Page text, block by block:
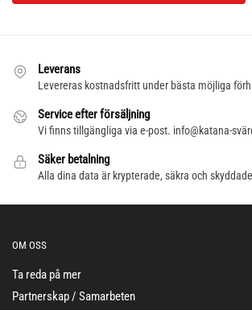
var:
är:
Leverans
Levereras kostnadsfritt under bästa möjliga
Service efter försäljning
Vi finns tillgängliga via e-post. info@katana-
Säker betalning
Alla dina data är krypterade, säkra och
OM OSS
Ta reda på mer
Partnerskap / Samarbeten